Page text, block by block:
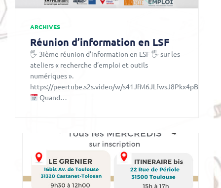
ARCHIVES
Réunion d’information en LSF
🖐 3ième réunion d’information en LSF 🖐 sur les
ateliers « recherche d’emploi et outils
numériques ».
https://peertube.s2s.video/w/s41JfM6JLfwsJ8Pkx4pBYh
Quand…